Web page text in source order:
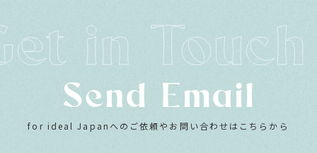
Send Email
for ideal Japanへのご依頼やお問い合わせはこちらから